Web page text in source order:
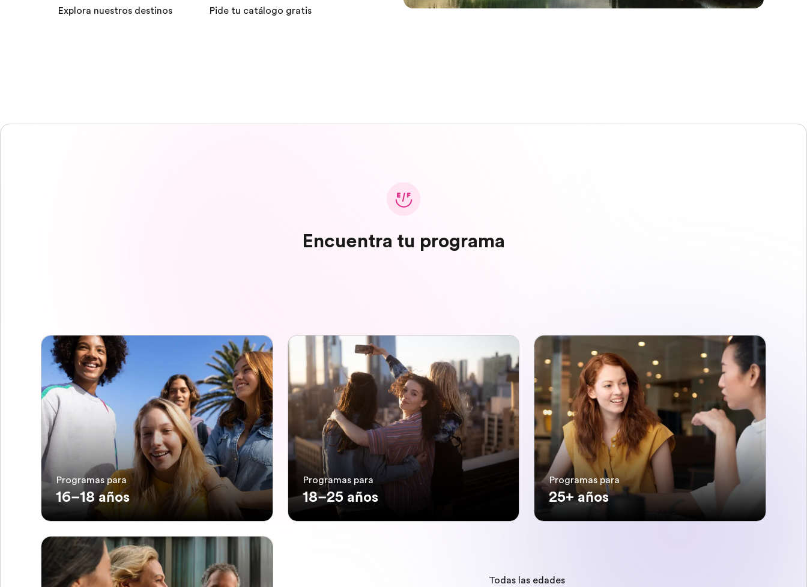
Explora nuestros destinos Pide tu catálogo gratis
Encuentra tu programa
Programas para
16–18 años
Programas para
18–25 años
Programas para
25+ años
Todas las edades